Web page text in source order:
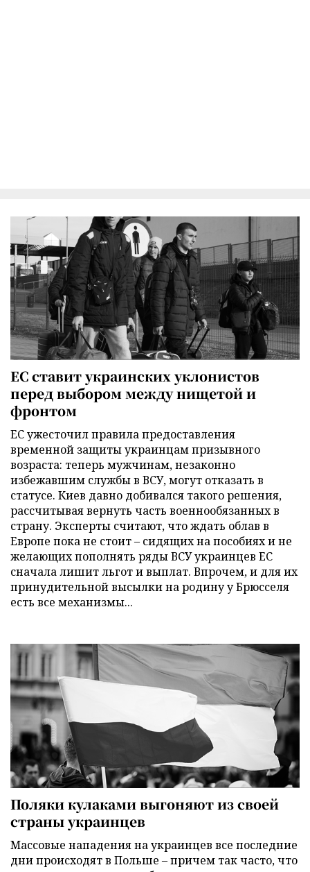
ЕС ставит украинских уклонистов
перед выбором между нищетой и
фронтом
ЕС ужесточил правила предоставления
временной защиты украинцам призывного
возраста: теперь мужчинам, незаконно
избежавшим службы в ВСУ, могут отказать в
статусе. Киев давно добивался такого решения,
рассчитывая вернуть часть военнообязанных в
страну. Эксперты считают, что ждать облав в
Европе пока не стоит – сидящих на пособиях и не
желающих пополнять ряды ВСУ украинцев ЕС
сначала лишит льгот и выплат. Впрочем, и для их
принудительной высылки на родину у Брюсселя
есть все механизмы...
Поляки кулаками выгоняют из своей
страны украинцев
Массовые нападения на украинцев все последние
дни происходят в Польше – причем так часто, что